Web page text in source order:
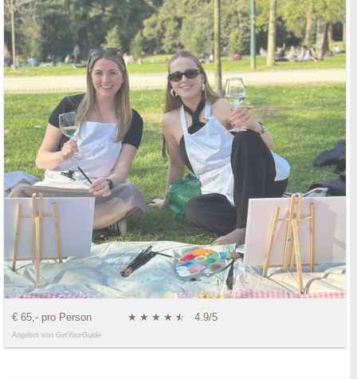
€ 65,- pro Person ★ ★ ★ ★ ★
☆ 4.9/5
Angebot von GetYourGuide